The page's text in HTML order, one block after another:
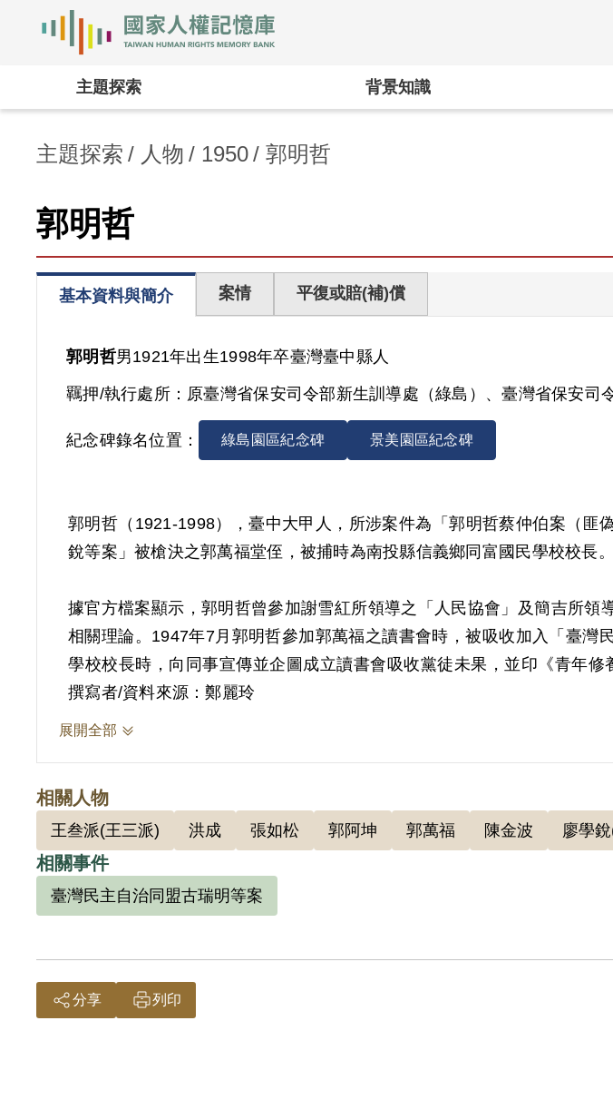
主題探索 背景知識
主題探索 人物 1950 郭明哲
郭明哲
基本資料與簡介 案情 平復或賠(補)償
郭明哲男1921年出生1998年卒臺灣臺中縣人
羈押/執行處所： 原臺灣省保安司令部新生訓導處（綠島）、臺灣省保安司
紀念碑錄名位置： 綠島園區紀念碑 景美園區紀念碑
郭明哲（1921-1998），臺中大甲人，所涉案件為「郭明哲蔡仲伯案（
銳等案」被槍決之郭萬福堂侄，被捕時為南投縣信義鄉同富國民學校校長。
據官方檔案顯示，郭明哲曾參加謝雪紅所領導之「人民協會」及簡吉所
相關理論。1947年7月郭明哲參加郭萬福之讀書會時，被吸收加入「臺
學校校長時，向同事宣傳並企圖成立讀書會吸收黨徒未果，並印《青年
安潔字第2741判決，以郭明哲參加叛亂組織，判處有期徒刑9年。
究，但郭明哲並未立即參加，而是回到南投信義鄉繼續工作。日後郭萬福
郭萬福曾於1952年12月及1953年1月自臺灣省保安令部軍法處看所守呈
哲與蘇海樹並未獲准加入「臺灣民主自治同盟」，並指出郭明哲要繼承伯
兩人」。惟隔年1954年4月郭明哲再遭重判，據保安司令部（43）審三
又據陳英泰紀錄，郭明哲於1951年3月送軍事監獄，先在內湖曾與陳英泰
撰寫者/資料來源：鄭麗玲
展開全部
相關人物
王叁派(王三派) 洪成 張如松 郭阿坤 郭萬福 陳金波 廖學
相關事件
臺灣民主自治同盟古瑞明等案
分享 列印